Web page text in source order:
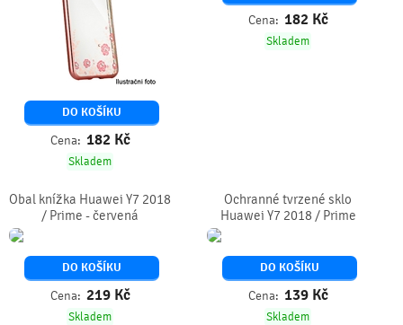
DO KOŠÍKU
Cena: 182 Kč
Skladem
Cena: 182 Kč
Skladem
Obal knížka Huawei Y7 2018
/ Prime - červená
DO KOŠÍKU
Cena: 219 Kč
Skladem
Ochranné tvrzené sklo
Huawei Y7 2018 / Prime
DO KOŠÍKU
Cena: 139 Kč
Skladem